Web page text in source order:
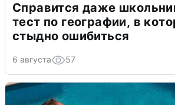
Справится даже
тест по географии, в
стыдно ошибиться
6 августа 57